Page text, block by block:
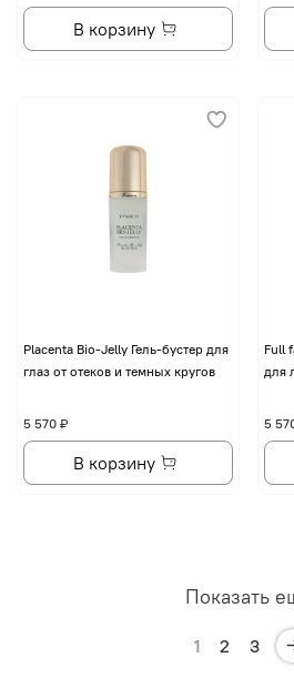
В корзину
Placenta Bio-Jelly Гель-бустер для
глаз от отеков и темных кругов
5 570 ₽
В корзину
Full
для
5
Показать
1 2 3